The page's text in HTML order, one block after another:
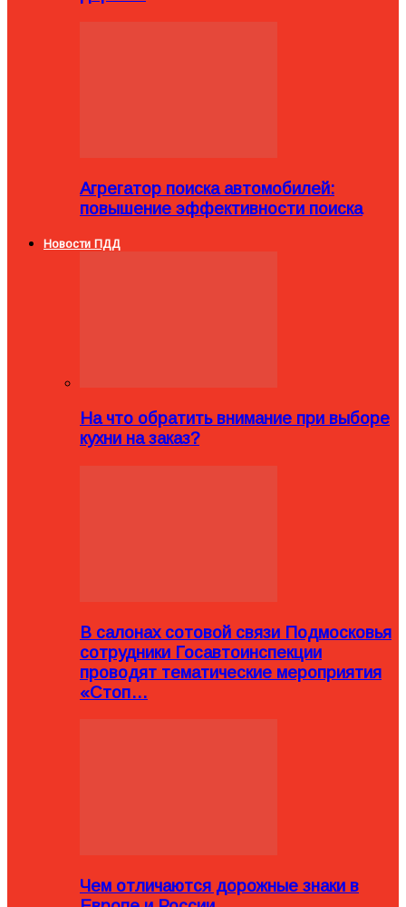
Агрегатор поиска автомобилей:
повышение эффективности поиска
Новости ПДД
На что обратить внимание при выборе
кухни на заказ?
В салонах сотовой связи Подмосковья
сотрудники Госавтоинспекции
проводят тематические мероприятия
«Стоп…
Чем отличаются дорожные знаки в